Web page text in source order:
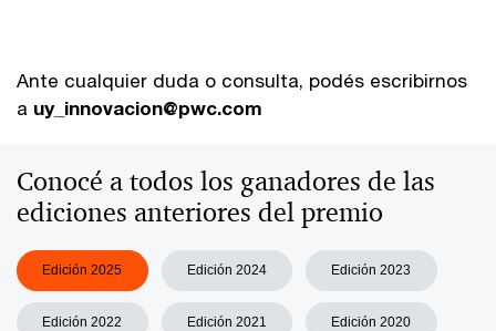
Ante cualquier duda o consulta, podés escribirnos
a uy_innovacion@pwc.com
Conocé a todos los ganadores de las
ediciones anteriores del premio
Edición 2025 Edición 2024 Edición 2023
Edición 2022 Edición 2021 Edición 2020